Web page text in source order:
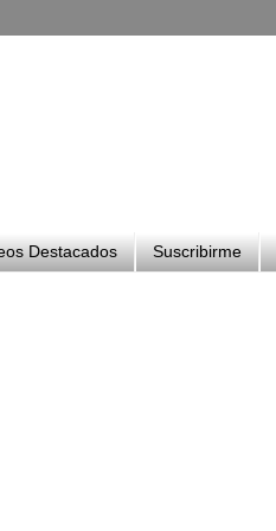
Destacados Suscribirme